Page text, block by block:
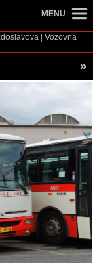
Vozovna
»
MENU